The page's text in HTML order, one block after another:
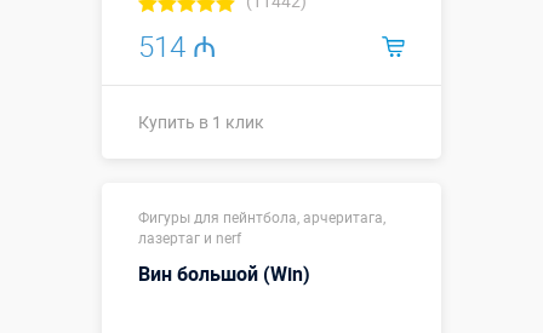
514 ₼
Купить в 1 клик
Больше деталей →
Смотреть видео
Фигуры для пейнтбола, арчеритага,
лазертаг и nerf
Вин большой (Win)